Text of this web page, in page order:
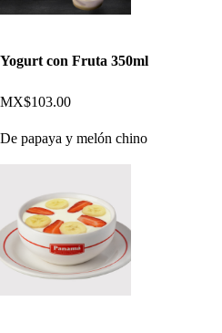
Yogurt con Fruta 350ml
MX$103.00
De papaya y melón chino